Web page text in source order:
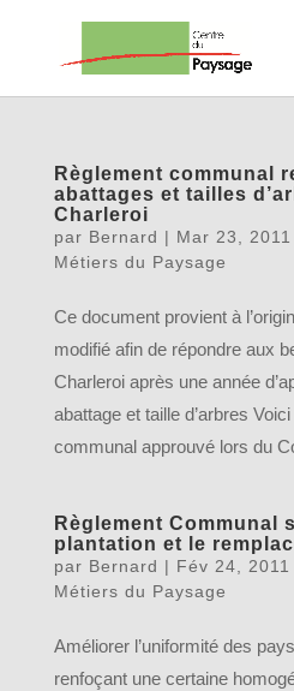
Règlement communal
abattages et tailles
Charleroi
par Bernard | Mar 23, 2011
Métiers du Paysage
Ce document provient à
modifié afin de répondre aux
Charleroi après une année
abattage et taille d’arbres
communal approuvé lors du
Règlement Communal
plantation et le
par Bernard | Fév 24, 2011
Métiers du Paysage
Améliorer l’uniformité des
renfoçant une certaine